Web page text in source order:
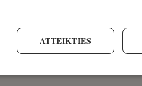
ATTEIKTIES